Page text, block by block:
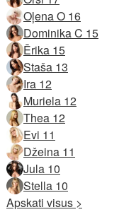
Oļena O 16
Dominika C 15
Ērika 15
Staša 13
Ira 12
Muriela 12
Thea 12
Evi 11
Džeina 11
Jula 10
Stella 10
Apskati visus >